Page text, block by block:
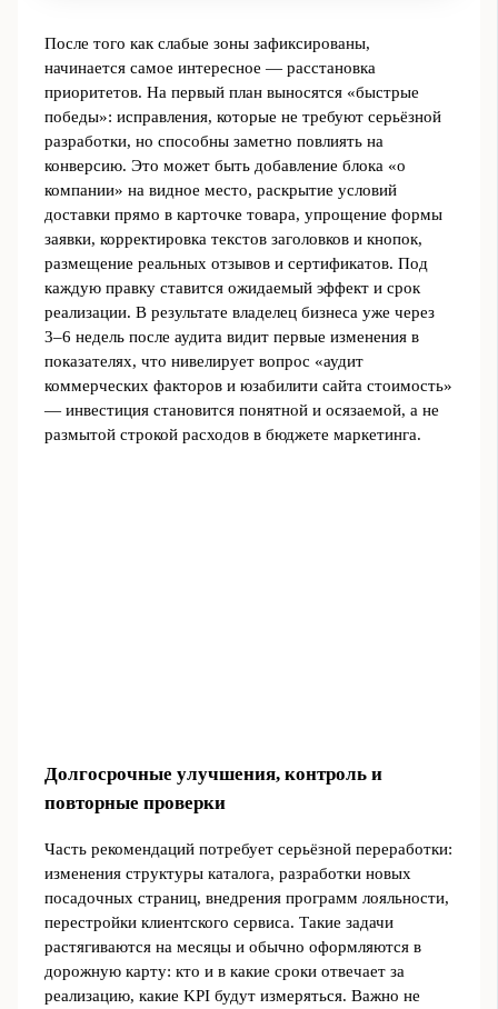
После того как слабые зоны зафиксированы,
начинается самое интересное — расстановка
приоритетов. На первый план выносятся «быстрые
победы»: исправления, которые не требуют серьёзной
разработки, но способны заметно повлиять на
конверсию. Это может быть добавление блока «о
компании» на видное место, раскрытие условий
доставки прямо в карточке товара, упрощение формы
заявки, корректировка текстов заголовков и кнопок,
размещение реальных отзывов и сертификатов. Под
каждую правку ставится ожидаемый эффект и срок
реализации. В результате владелец бизнеса уже через
3–6 недель после аудита видит первые изменения в
показателях, что нивелирует вопрос «аудит
коммерческих факторов и юзабилити сайта стоимость»
— инвестиция становится понятной и осязаемой, а не
размытой строкой расходов в бюджете маркетинга.
Долгосрочные улучшения, контроль и
повторные проверки
Часть рекомендаций потребует серьёзной переработки:
изменения структуры каталога, разработки новых
посадочных страниц, внедрения программ лояльности,
перестройки клиентского сервиса. Такие задачи
растягиваются на месяцы и обычно оформляются в
дорожную карту: кто и в какие сроки отвечает за
реализацию, какие KPI будут измеряться. Важно не